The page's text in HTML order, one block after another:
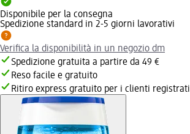
Disponibile per la consegna
Spedizione standard in 2-5 giorni lavorativi
Verifica la disponibilità in un negozio dm
Spedizione gratuita a partire da 49 €
Reso facile e gratuito
Ritiro express gratuito per i clienti registrati